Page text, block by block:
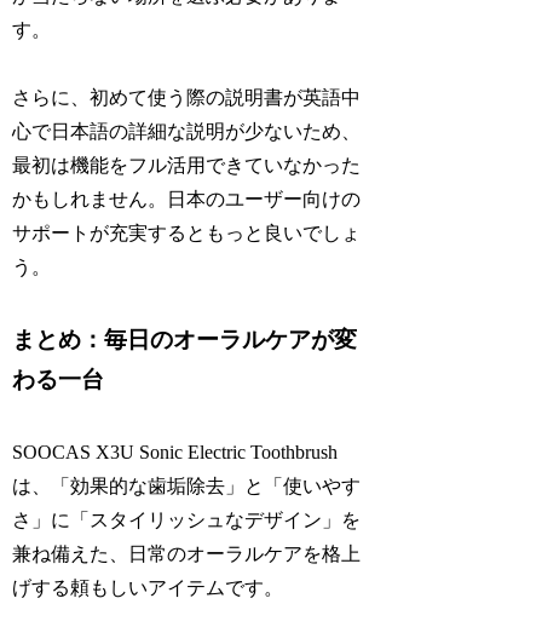
す。
さらに、初めて使う際の説明書が英語中
心で日本語の詳細な説明が少ないため、
最初は機能をフル活用できていなかった
かもしれません。日本のユーザー向けの
サポートが充実するともっと良いでしょ
う。
まとめ：毎日のオーラルケアが変
わる一台
SOOCAS X3U Sonic Electric Toothbrush
は、「効果的な歯垢除去」と「使いやす
さ」に「スタイリッシュなデザイン」を
兼ね備えた、日常のオーラルケアを格上
げする頼もしいアイテムです。